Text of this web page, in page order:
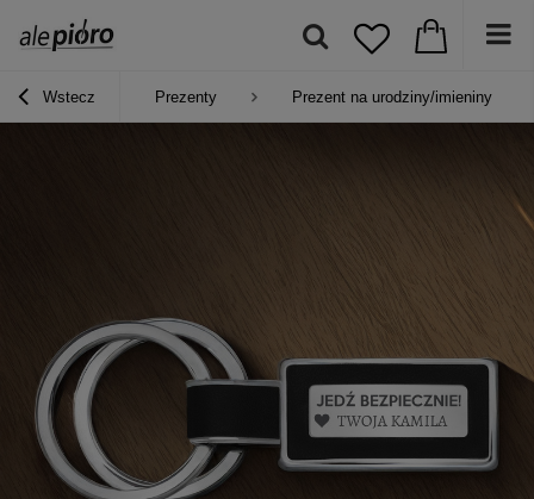
Wstecz Prezenty Prezent na urodziny/imieniny